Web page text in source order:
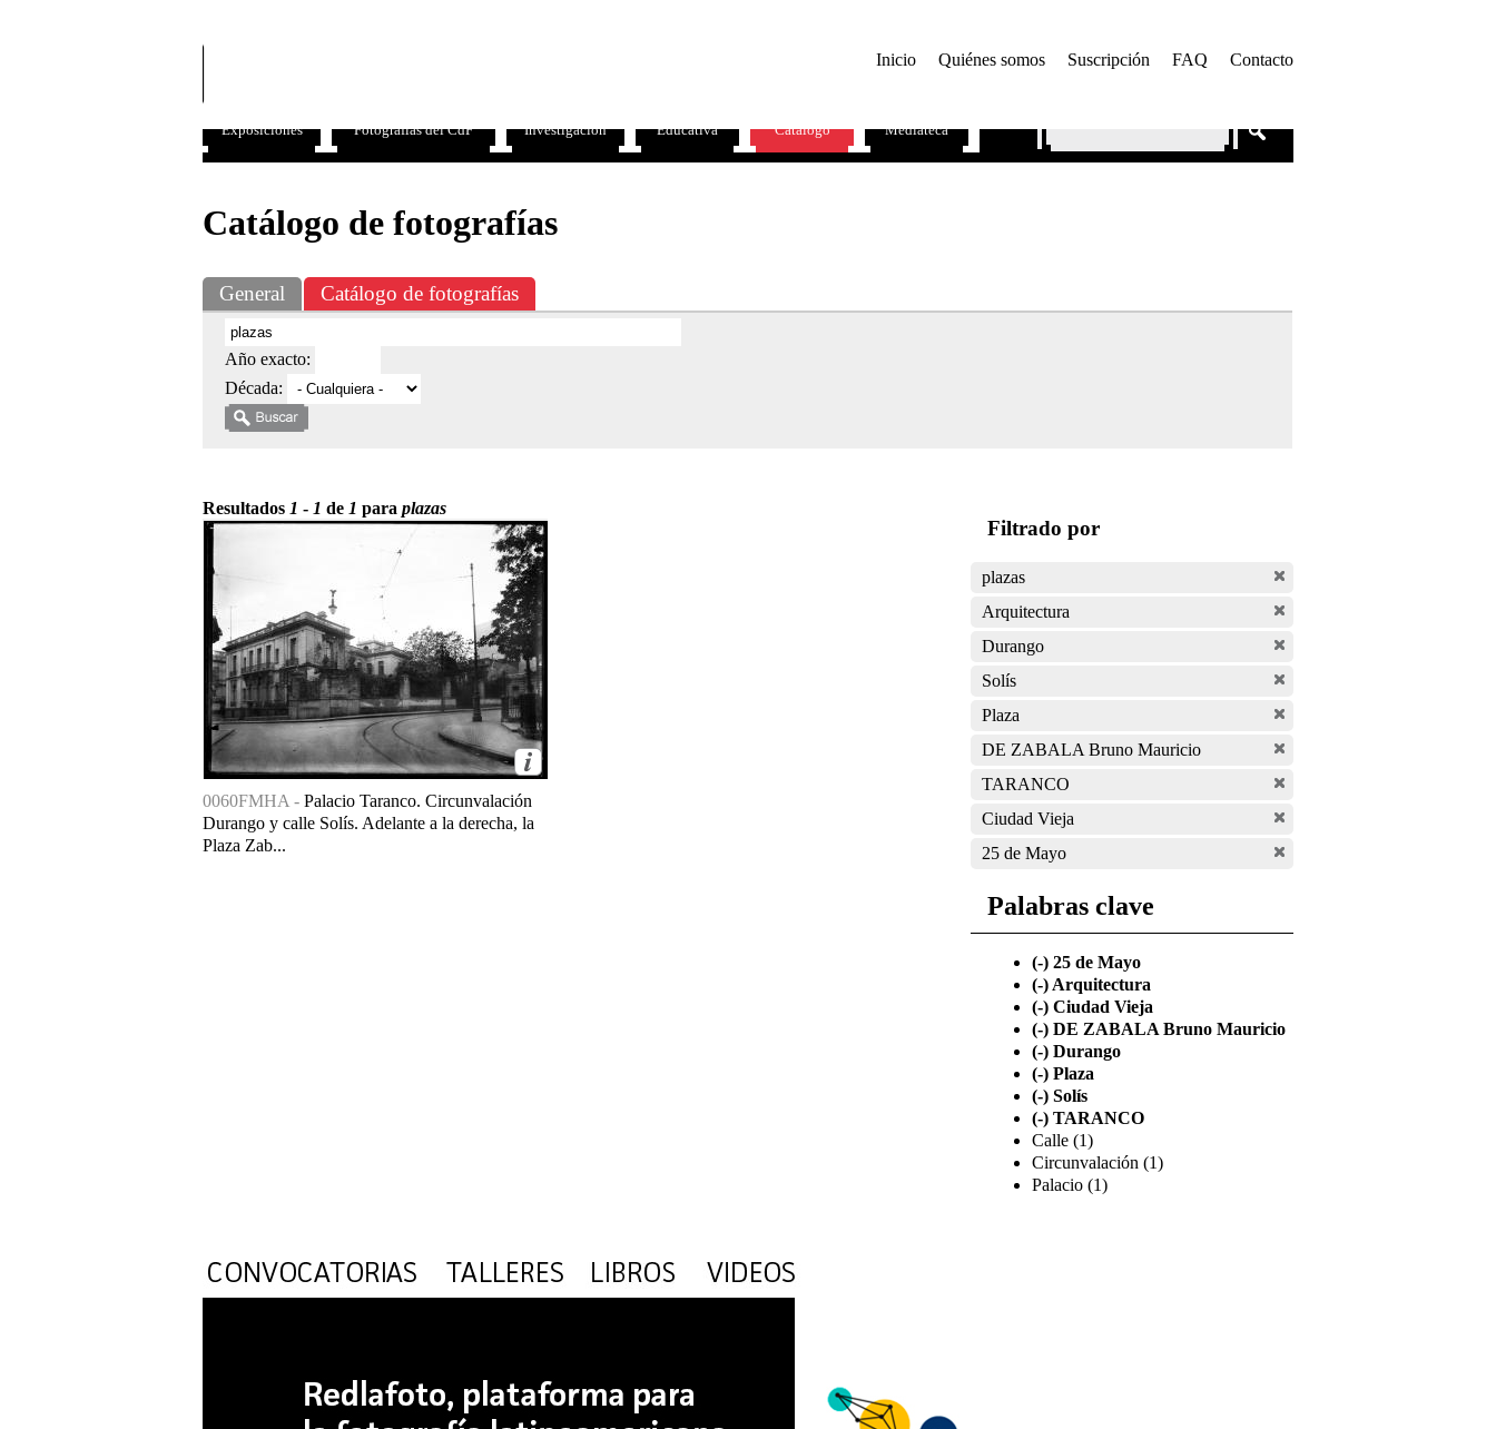
Inicio Quiénes somos Suscripción FAQ Contacto
Catálogo de fotografías
General Catálogo de fotografías
Año exacto:
Década:
Resultados 1 - 1 de 1 para plazas
0060FMHA - Palacio Taranco. Circunvalación
Durango y calle Solís. Adelante a la derecha, la
Plaza Zab...
Filtrado por
plazas
Arquitectura
Durango
Solís
Plaza
DE ZABALA Bruno Mauricio
TARANCO
Ciudad Vieja
25 de Mayo
Palabras clave
(-) 25 de Mayo
(-) Arquitectura
(-) Ciudad Vieja
(-) DE ZABALA Bruno Mauricio
(-) Durango
(-) Plaza
(-) Solís
(-) TARANCO
Calle (1)
Circunvalación (1)
Palacio (1)
Exposiciones Fotografías del CdF Investigación Educativa Catálogo Mediateca